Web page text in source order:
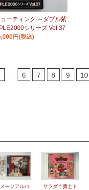
ーティング ～ダブル紫
シリーズ Vol.37
円(税込)
6 7 8 9 10
ージアルバ
サラダ十勇士ト